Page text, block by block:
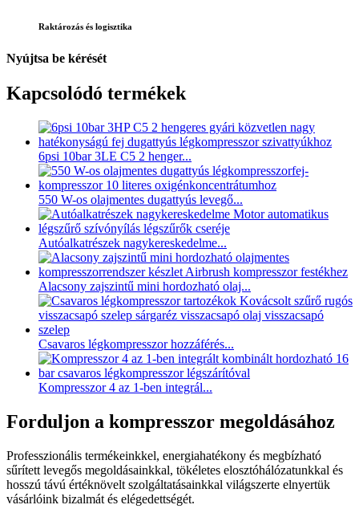
Raktározás és logisztika
Nyújtsa be kérését
Kapcsolódó termékek
6psi 10bar 3LE C5 2 henger...
550 W-os olajmentes dugattyús levegő...
Autóalkatrészek nagykereskedelme...
Alacsony zajszintű mini hordozható olaj...
Csavaros légkompresszor hozzáférés...
Kompresszor 4 az 1-ben integrál...
Forduljon a kompresszor megoldásához
Professzionális termékeinkkel, energiahatékony és megbízható
sűrített levegős megoldásainkkal, tökéletes elosztóhálózatunkkal és
hosszú távú értéknövelt szolgáltatásainkkal világszerte elnyertük
vásárlóink ​​bizalmát és elégedettségét.